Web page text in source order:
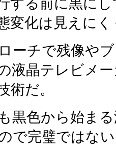
する前に黒に
変化は見えに
ーチで残像や
液晶テレビメ
術だ。
黒色から始ま
で完璧ではな